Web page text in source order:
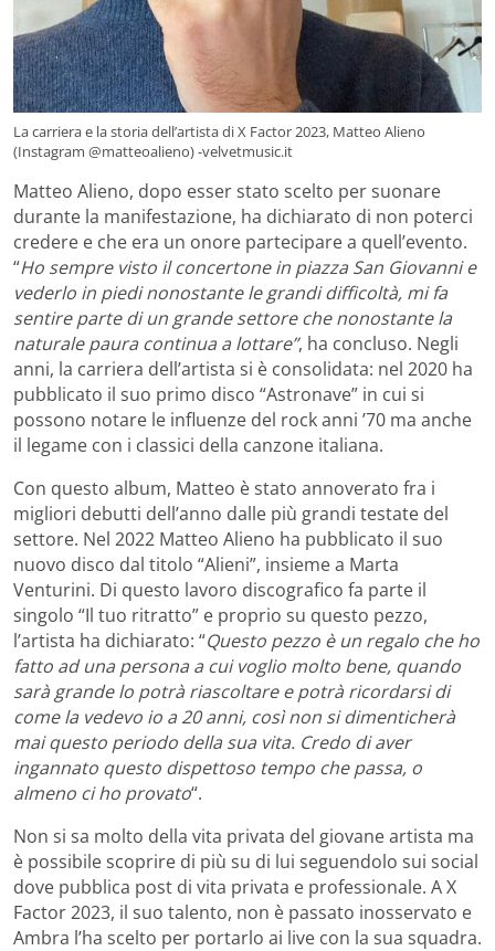
La carriera e la storia dell’artista di X Factor 2023, Matteo Alieno
(Instagram @matteoalieno) -velvetmusic.it
Matteo Alieno, dopo esser stato scelto per suonare
durante la manifestazione, ha dichiarato di non poterci
credere e che era un onore partecipare a quell’evento.
“Ho sempre visto il concertone in piazza San Giovanni e
vederlo in piedi nonostante le grandi difficoltà, mi fa
sentire parte di un grande settore che nonostante la
naturale paura continua a lottare”, ha concluso. Negli
anni, la carriera dell’artista si è consolidata: nel 2020 ha
pubblicato il suo primo disco “Astronave” in cui si
possono notare le influenze del rock anni ’70 ma anche
il legame con i classici della canzone italiana.
Con questo album, Matteo è stato annoverato fra i
migliori debutti dell’anno dalle più grandi testate del
settore. Nel 2022 Matteo Alieno ha pubblicato il suo
nuovo disco dal titolo “Alieni”, insieme a Marta
Venturini. Di questo lavoro discografico fa parte il
singolo “Il tuo ritratto” e proprio su questo pezzo,
l’artista ha dichiarato: “Questo pezzo è un regalo che ho
fatto ad una persona a cui voglio molto bene, quando
sarà grande lo potrà riascoltare e potrà ricordarsi di
come la vedevo io a 20 anni, così non si dimenticherà
mai questo periodo della sua vita. Credo di aver
ingannato questo dispettoso tempo che passa, o
almeno ci ho provato“.
Non si sa molto della vita privata del giovane artista ma
è possibile scoprire di più su di lui seguendolo sui social
dove pubblica post di vita privata e professionale. A X
Factor 2023, il suo talento, non è passato inosservato e
Ambra l’ha scelto per portarlo ai live con la sua squadra.